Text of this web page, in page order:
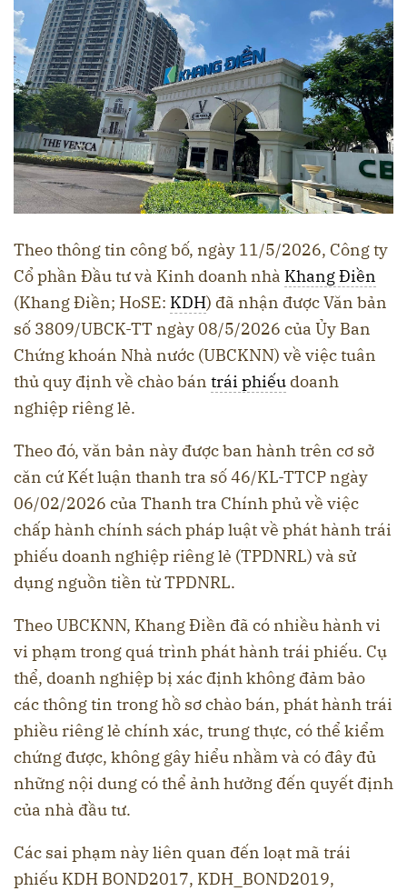
Theo thông tin công bố, ngày 11/5/2026, Công ty
Cổ phần Đầu tư và Kinh doanh nhà Khang Điền
(Khang Điền; HoSE: KDH) đã nhận được Văn bản
số 3809/UBCK-TT ngày 08/5/2026 của Ủy Ban
Chứng khoán Nhà nước (UBCKNN) về việc tuân
thủ quy định về chào bán trái phiếu doanh
nghiệp riêng lẻ.
Theo đó, văn bản này được ban hành trên cơ sở
căn cứ Kết luận thanh tra số 46/KL-TTCP ngày
06/02/2026 của Thanh tra Chính phủ về việc
chấp hành chính sách pháp luật về phát hành trái
phiếu doanh nghiệp riêng lẻ (TPDNRL) và sử
dụng nguồn tiền từ TPDNRL.
Theo UBCKNN, Khang Điền đã có nhiều hành vi
vi phạm trong quá trình phát hành trái phiếu. Cụ
thể, doanh nghiệp bị xác định không đảm bảo
các thông tin trong hồ sơ chào bán, phát hành trái
phiều riêng lẻ chính xác, trung thực, có thể kiểm
chứng được, không gây hiểu nhầm và có đây đủ
những nội dung có thể ảnh hưởng đến quyết định
của nhà đầu tư.
Các sai phạm này liên quan đến loạt mã trái
phiếu KDH BOND2017, KDH_BOND2019,